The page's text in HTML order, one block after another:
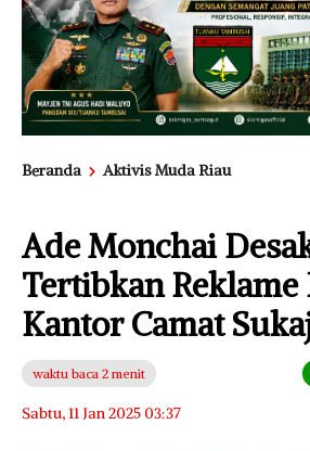
Beranda Aktivis Muda Riau
Ade Monchai
Tertibkan Reklame
Kantor Camat
waktu baca 2 menit
Sabtu, 11 Jan 2025 03:37